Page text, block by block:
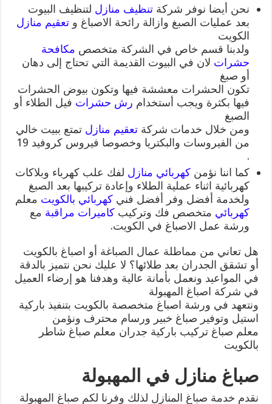
نحن أيضا نوفر شركةتنظيف منازل لتنظيف البيوت
بعد عمليات الصبغ وازالة رائحة الاصباغ وتعقيم منازل
الكويت
ولدبنا قسم خاص في الشركة متخصص مكافحة
حشرات لان في البيوت القديمة التي تحتاج إلى دهان
أو صبغ
تكون الحشرات معششة فيها وتكون بيوض الحشرات
فيها بكثرة ويجب أستخدام رش حشرات فيل الطلاء أو
الصبغ
ومن خلال خدمات شركةتعقيم منازل تمتع ببيت خالي
من الفيروسات والبكتريا وخصوصا فيروس كروفيد 19
.
كما اننا نؤمنكهربائي منازل لفك علب كهرباء وبلاكات
كهربائية اثناء عملية الطلاء وإعادة تركيبها بعد الصبغ
ولخدمة أفضل وفر أفضل فنيكهربائي بالكويت معلم
كهربائي متخصص فك وتركيبكاميرات مراقبة مع
ورشة عمل الاصباغ في الكويت.
هل تعاني من مماطلة عمال الصباغة أو اصباغ بالكويت
أو تشقق الجدران بعد طلائها؟ لا عليك نحن نتميز بالدقة
في المواعيد ونعمل بأمانة عالية وهدفنا هو إرضاء العميل
في شركة اصباغ المهبولة
ونتعهد في ورشة اصباغ متخصصة بالكويت بتنفيذ باركية
استيل وتوفير صباغ خبير ورسام محترف ونؤمن
معلم صباغ تركيب باركية جدران معلم صباغ شاطر
بالكويت
صباغ منازل في المهبولة
نقدم خدمة صباغ المنازل لذلك وفرنا لكم صباغ المهبولة